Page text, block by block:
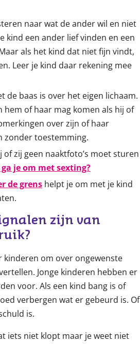
naar wat de ander wil en niet
kind een ander lief vinden en een
als het kind dat niet fijn vindt,
Leer je kind daar rekening mee
de baas is over het eigen lichaam.
hem of haar mag komen als hij of
over zijn of haar
zonder toestemming.
of zij geen naaktfoto’s moet sturen
ga je om met sexting?
de grens helpt je om met je kind
zijn van
kinderen om over ongewenste
Jonge kinderen hebben er
voor. Als een kind bang is of
verbergen wat er gebeurd is. Of
is.
iets niet klopt maar je weet niet